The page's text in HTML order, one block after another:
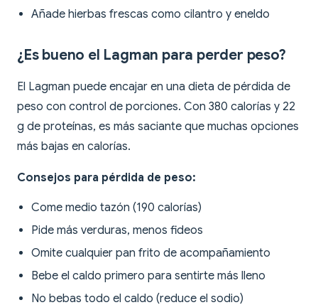
Añade hierbas frescas como cilantro y eneldo
¿Es bueno el Lagman para perder peso?
El Lagman puede encajar en una dieta de pérdida de
peso con control de porciones. Con 380 calorías y 22
g de proteínas, es más saciante que muchas opciones
más bajas en calorías.
Consejos para pérdida de peso:
Come medio tazón (190 calorías)
Pide más verduras, menos fideos
Omite cualquier pan frito de acompañamiento
Bebe el caldo primero para sentirte más lleno
No bebas todo el caldo (reduce el sodio)